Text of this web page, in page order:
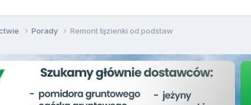
Porady Remont łązienki od podstaw